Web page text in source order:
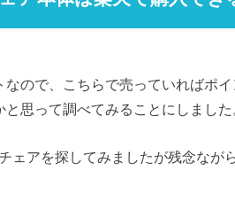
ので、こちらで売っていればポ
思って調べてみることにしました
ェアを探してみましたが残念なが